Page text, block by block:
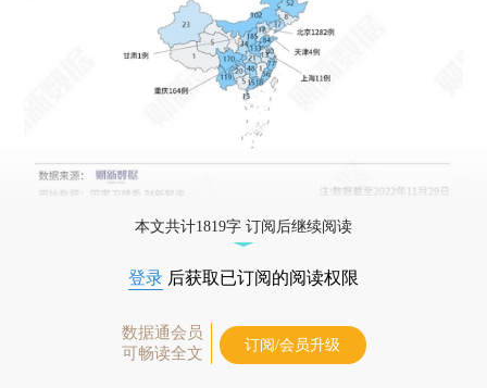
本文共计1819字 订阅后继续阅读
登录 后获取已订阅的阅读权限
数据通会员
可畅读全文
订阅/会员升级